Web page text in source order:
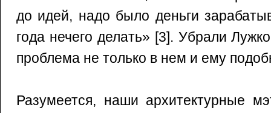
до идей, надо было деньги
года нечего делать» [3]. Убрали
проблема не только в нем и ему
Разумеется, наши архитектурные